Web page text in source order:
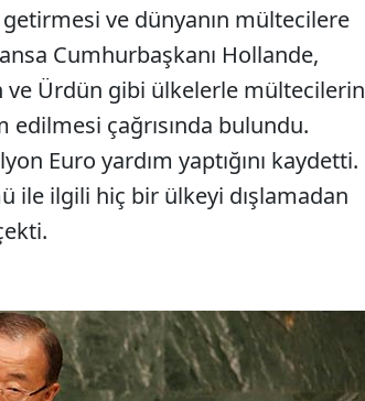
ve dünyanın mültecilere
Cumhurbaşkanı Hollande,
ve Ürdün gibi ülkelerle mültecilerin
edilmesi çağrısında bulundu.
Euro yardım yaptığını kaydetti.
ile ilgili hiç bir ülkeyi dışlamadan